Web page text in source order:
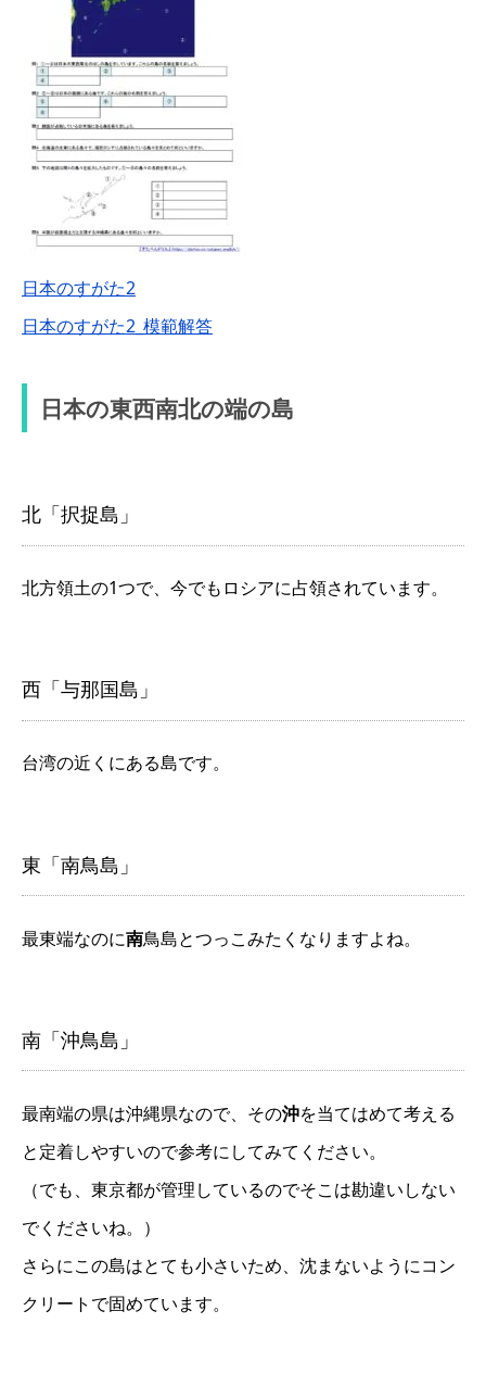
日本のすがた2
日本のすがた2_模範解答
日本の東西南北の端の島
北「択捉島」
北方領土の1つで、今でもロシアに占領されています。
西「与那国島」
台湾の近くにある島です。
東「南鳥島」
最東端なのに南鳥島とつっこみたくなりますよね。
南「沖鳥島」
最南端の県は沖縄県なので、その沖を当てはめて考える
と定着しやすいので参考にしてみてください。
（でも、東京都が管理しているのでそこは勘違いしない
でくださいね。）
さらにこの島はとても小さいため、沈まないようにコン
クリートで固めています。